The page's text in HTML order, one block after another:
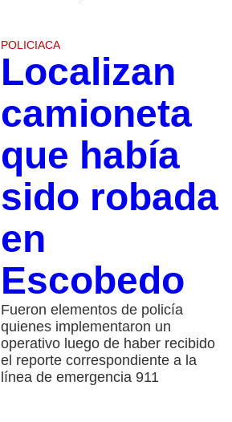
POLICIACA
Localizan
camioneta
que había
sido robada
en
Escobedo
Fueron elementos de policía
quienes implementaron un
operativo luego de haber recibido
el reporte correspondiente a la
línea de emergencia 911